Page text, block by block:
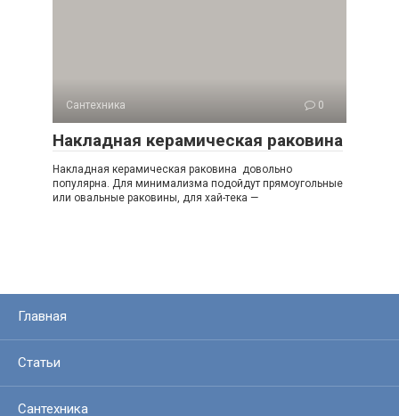
Сантехника 0
Накладная керамическая раковина
Накладная керамическая раковина довольно
популярна. Для минимализма подойдут прямоугольные
или овальные раковины, для хай-тека —
Главная
Статьи
Сантехника